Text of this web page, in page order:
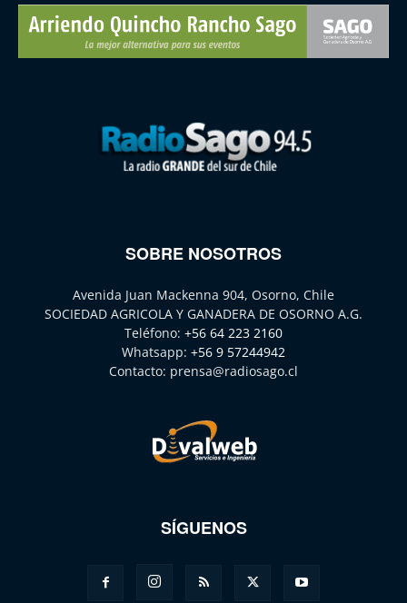
SOBRE NOSOTROS
Avenida Juan Mackenna 904, Osorno, Chile
SOCIEDAD AGRICOLA Y GANADERA DE OSORNO A.G.
Teléfono: +56 64 223 2160
Whatsapp: +56 9 57244942
Contacto: prensa@radiosago.cl
SÍGUENOS